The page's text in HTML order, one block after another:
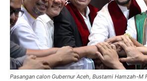
Pasangan calon Gubernur Aceh, Bustami Hamzah-M